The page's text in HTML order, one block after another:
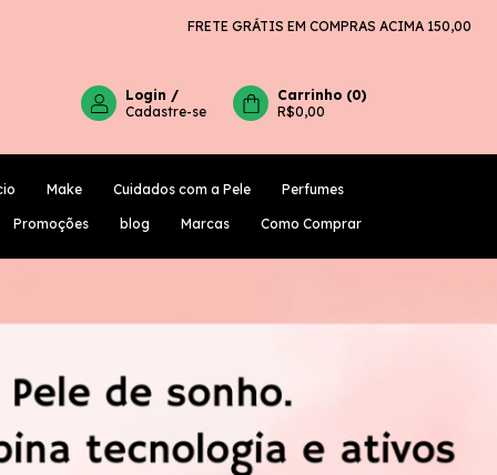
FRETE GRÁTIS EM COMPRAS ACIMA 150,00 CLIENTES
Login /
Cadastre-se
Carrinho (0)
R$0,00
Make Cuidados com a Pele Perfumes
Promoções blog Marcas Como Comprar